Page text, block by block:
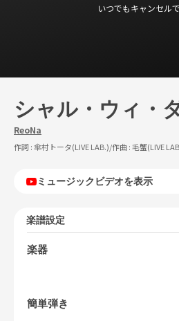
いつでもキャンセル
シャル・ウィ・
ReoNa
作詞 :傘村トータ(LIVE LAB.)/作曲 :毛蟹(LIVE
ミュージックビデオを表示
楽譜設定
楽器
簡単弾き